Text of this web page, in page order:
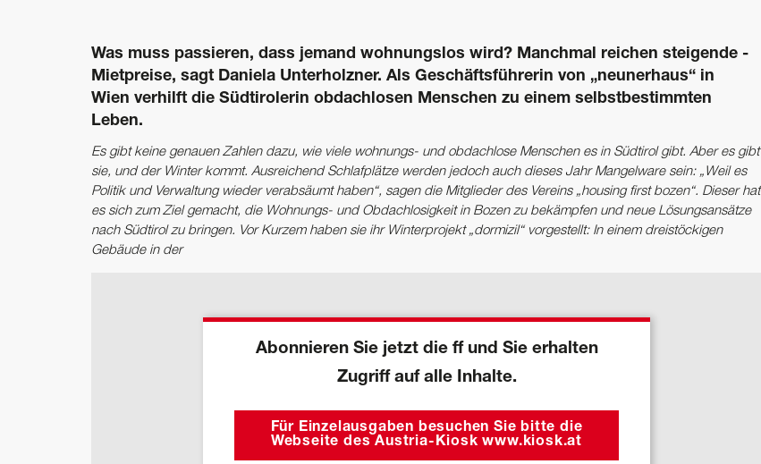
Was muss passieren, dass jemand wohnungslos wird? Manchmal reichen steigende ­
Mietpreise, sagt Daniela Unterholzner. Als Geschäftsführerin von „neunerhaus“ in
Wien ­verhilft die Südtirolerin obdachlosen Menschen zu einem selbstbestimmten
Leben.
Es gibt keine genauen Zahlen dazu, wie viele wohnungs- und obdachlose Menschen es in Südtirol gibt. Aber es gibt
sie, und der Winter kommt. Ausreichend Schlafplätze werden jedoch auch dieses Jahr Mangelware sein: „Weil es
Politik und Verwaltung wieder verabsäumt haben“, sagen die Mitglieder des Vereins „housing first bozen“. Dieser hat
es sich zum Ziel gemacht, die Wohnungs- und Obdachlosigkeit in Bozen zu bekämpfen und neue Lösungsansätze
nach Südtirol zu bringen. Vor Kurzem haben sie ihr Winterprojekt „dormizil“ vorgestellt: In einem dreistöckigen
Gebäude in der
Abonnieren Sie jetzt die ff und Sie erhalten
Zugriff auf alle Inhalte.
Für Einzelausgaben besuchen Sie bitte die
Webseite des Austria-Kiosk www.kiosk.at